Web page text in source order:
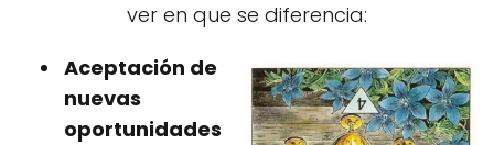
ver en que se diferencia:
Aceptación de
nuevas
oportunidades